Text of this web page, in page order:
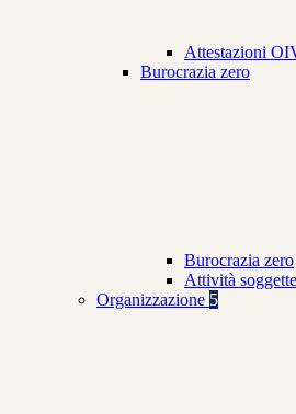
Attestazioni
Burocrazia zero
Burocrazia zero
Attività
Organizzazione 5